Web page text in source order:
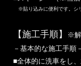
※貼り込みに便利です。シ
【施工手順】 ※
－基本的な施工手順－
■全体的に洗車をし